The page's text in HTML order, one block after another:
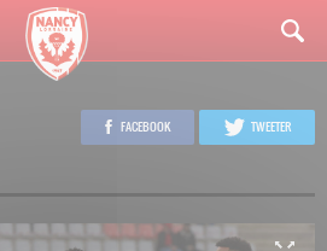
FACEBOOK TWEETER